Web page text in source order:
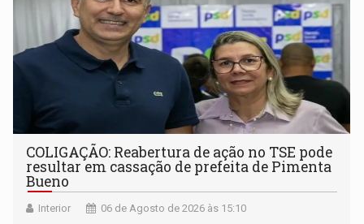
COLIGAÇÃO: Reabertura de ação no TSE pode
resultar em cassação de prefeita de Pimenta
Bueno
Interior 06 de Agosto de 2026 às 15:10